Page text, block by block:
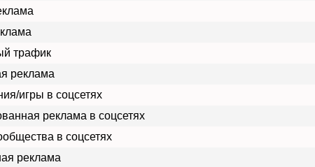
трафик
реклама
игры в соцсетях
реклама в соцсетях
в соцсетях
реклама